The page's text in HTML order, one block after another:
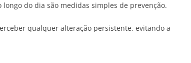
do dia são medidas simples de prevenção.
qualquer alteração persistente, evitando a